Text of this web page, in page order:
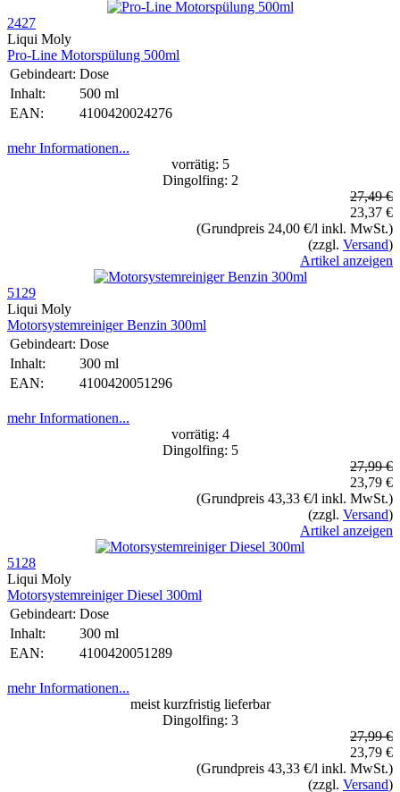
2427
Liqui Moly
Pro-Line Motorspülung 500ml
Gebindeart: Dose
Inhalt:
500 ml
EAN:
4100420024276
mehr Informationen...
vorrätig: 5
Dingolfing: 2
27,49 €
23,37 €
(Grundpreis 24,00 €/l inkl. MwSt.)
(zzgl. Versand)
Artikel anzeigen
5129
Liqui Moly
Motorsystemreiniger Benzin 300ml
Gebindeart: Dose
Inhalt:
300 ml
EAN:
4100420051296
mehr Informationen...
vorrätig: 4
Dingolfing: 5
27,99 €
23,79 €
(Grundpreis 43,33 €/l inkl. MwSt.)
(zzgl. Versand)
Artikel anzeigen
5128
Liqui Moly
Motorsystemreiniger Diesel 300ml
Gebindeart: Dose
Inhalt:
300 ml
EAN:
4100420051289
mehr Informationen...
meist kurzfristig lieferbar
Dingolfing: 3
27,99 €
23,79 €
(Grundpreis 43,33 €/l inkl. MwSt.)
(zzgl. Versand)